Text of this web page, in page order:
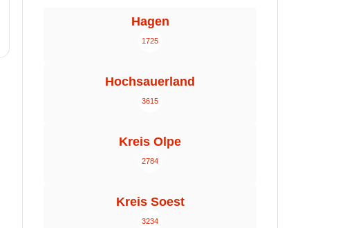
Hagen
1725
Hochsauerland
3615
Kreis Olpe
2784
Kreis Soest
3234